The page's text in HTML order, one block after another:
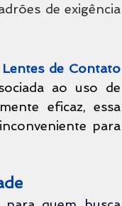
de exigência
Lentes de Contato
eficaz, essa
para